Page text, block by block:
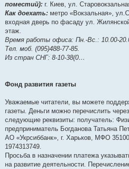
поместий): г. Киев, ул.
Как доехать: метро «Вокзальная»,
входная дверь по фасаду ул.
этаж.
Время работы офиса: Пн.-Вс.: 10.00-
Тел. моб. (095)488-77-85.
Из стран СНГ: 8-10-38(0…
Фонд развития газеты
Уважаемые читатели, вы можете
газеты. Деньги можно перечислить
следующие реквизиты: получатель:
предприниматель Богданова Татьяна
АО «Укрсиббанк», г. Харьков, МФО
1974313749.
Просьба в назначении платежа
на развитие деятельности.